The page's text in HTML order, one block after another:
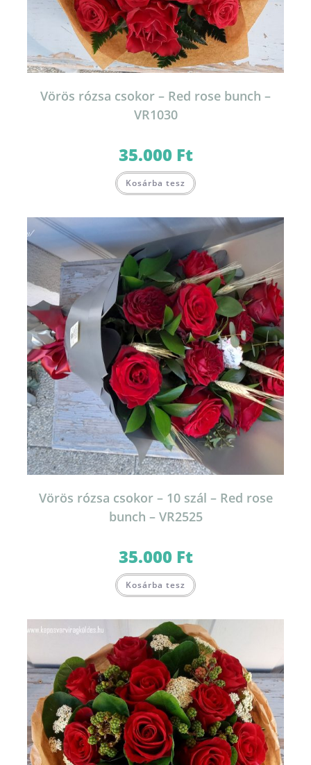
Vörös rózsa csokor – Red rose bunch –
VR1030
35.000 Ft
Kosárba tesz
Vörös rózsa csokor – 10 szál – Red rose
bunch – VR2525
35.000 Ft
Kosárba tesz